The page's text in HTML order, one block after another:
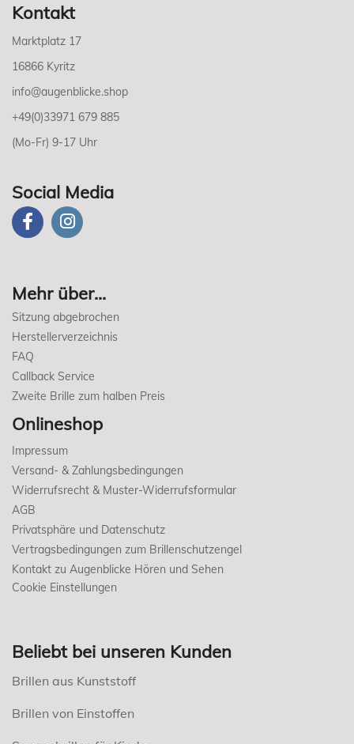
Kontakt
Marktplatz 17
16866 Kyritz
info@augenblicke.shop
+49(0)33971 679 885
(Mo-Fr) 9-17 Uhr
Social Media
Mehr über...
Sitzung abgebrochen
Herstellerverzeichnis
FAQ
Callback Service
Zweite Brille zum halben Preis
Onlineshop
Impressum
Versand- & Zahlungsbedingungen
Widerrufsrecht & Muster-Widerrufsformular
AGB
Privatsphäre und Datenschutz
Vertragsbedingungen zum Brillenschutzengel
Kontakt zu Augenblicke Hören und Sehen
Cookie Einstellungen
Beliebt bei unseren Kunden
Brillen aus Kunststoff
Brillen von Einstoffen